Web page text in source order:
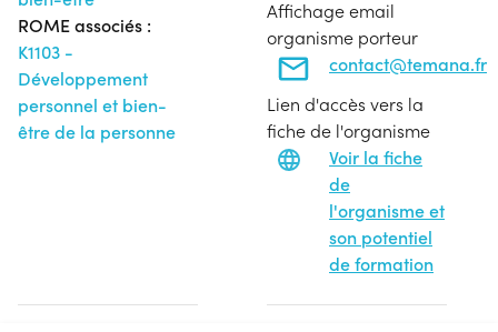
ROME associés :
K1103 -
Développement
personnel et bien-
être de la personne
Affichage email
organisme porteur
contact@temana.fr
Lien d'accès vers la
fiche de l'organisme
Voir la fiche
de
l'organisme et
son potentiel
de formation